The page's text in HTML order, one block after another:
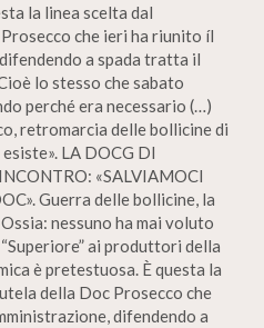
la linea scelta dal
che ieri ha riunito íl
a spada tratta il
lo stesso che sabato
perché era necessario (…)
retromarcia delle bollicine di
LA DOCG DI
«SALVIAMOCI
Guerra delle bollicine, la
nessuno ha mai voluto
ai produttori della
è pretestuosa. È questa la
della Doc Prosecco che
difendendo a